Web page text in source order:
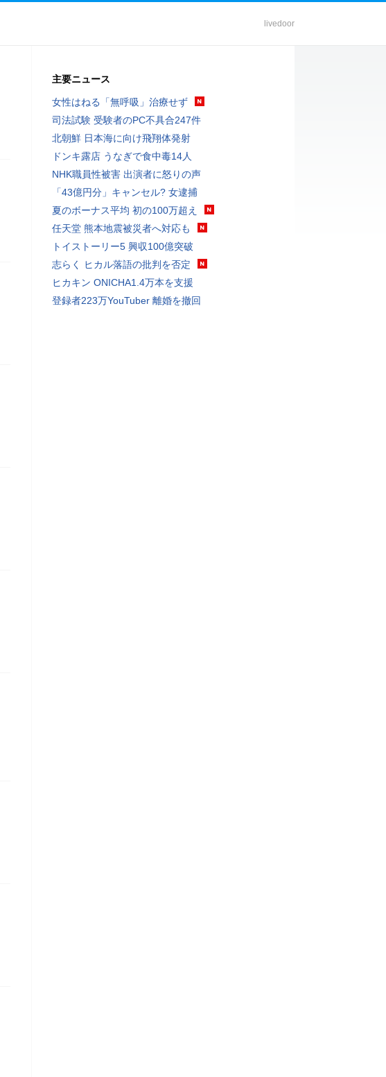
livedoor
主要ニュース
女性はねる「無呼吸」治療せず
司法試験 受験者のPC不具合247件
北朝鮮 日本海に向け飛翔体発射
ドンキ露店 うなぎで食中毒14人
NHK職員性被害 出演者に怒りの声
「43億円分」キャンセル? 女逮捕
夏のボーナス平均 初の100万超え
任天堂 熊本地震被災者へ対応も
トイストーリー5 興収100億突破
志らく ヒカル落語の批判を否定
ヒカキン ONICHA1.4万本を支援
登録者223万YouTuber 離婚を撤回